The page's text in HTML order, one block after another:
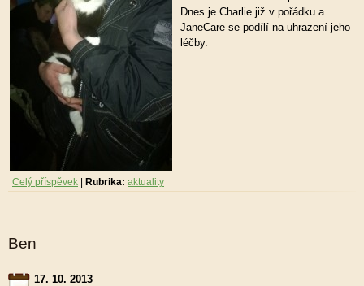
Dnes je Charlie již v pořádku a
JaneCare se podílí na uhrazení jeho
léčby.
Celý příspěvek Rubrika: aktuality
Ben
17. 10. 2013